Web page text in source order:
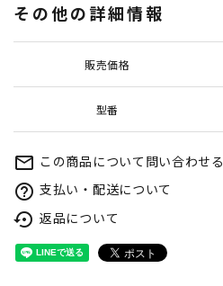
その他の詳細情報
販売価格
型番
mail_outline この商品について問い合わせる
help_outline 支払い・配送について
settings_backup_restore 返品について